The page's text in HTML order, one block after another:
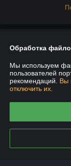
Контакты
Доставка и
Полная версия
Обработка
Мы используем
пользователей
рекомендаций. Вы
отключить их.